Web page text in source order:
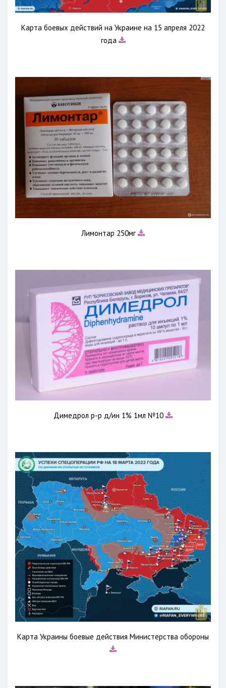
Карта боевых действий на Украине на 15 апреля 2022
года
Лимонтар 250мг
Димедрол р-р д/ин 1% 1мл №10
Карта Украины боевые действия Министерства обороны